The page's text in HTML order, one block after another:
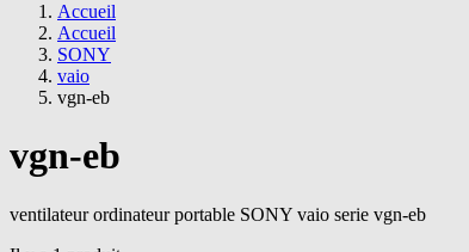
Accueil
Accueil
SONY
vaio
vgn-eb
vgn-eb
ventilateur ordinateur portable SONY vaio serie vgn-eb